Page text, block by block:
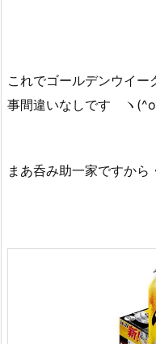
これでゴールデンウイー
事間違いなしです ヽ
まあ呑み助一家ですから